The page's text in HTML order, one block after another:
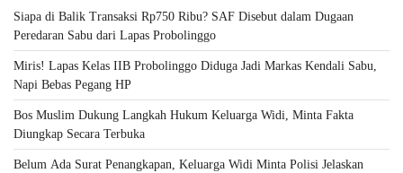
Siapa di Balik Transaksi Rp750 Ribu? SAF Disebut dalam Dugaan
Peredaran Sabu dari Lapas Probolinggo
Miris! Lapas Kelas IIB Probolinggo Diduga Jadi Markas Kendali Sabu,
Napi Bebas Pegang HP
Bos Muslim Dukung Langkah Hukum Keluarga Widi, Minta Fakta
Diungkap Secara Terbuka
Belum Ada Surat Penangkapan, Keluarga Widi Minta Polisi Jelaskan